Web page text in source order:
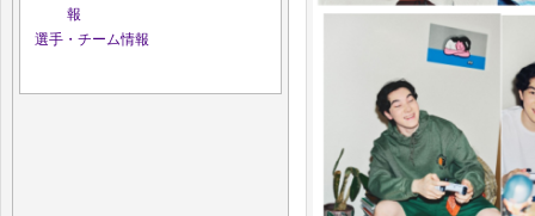
報
選手・チーム情報